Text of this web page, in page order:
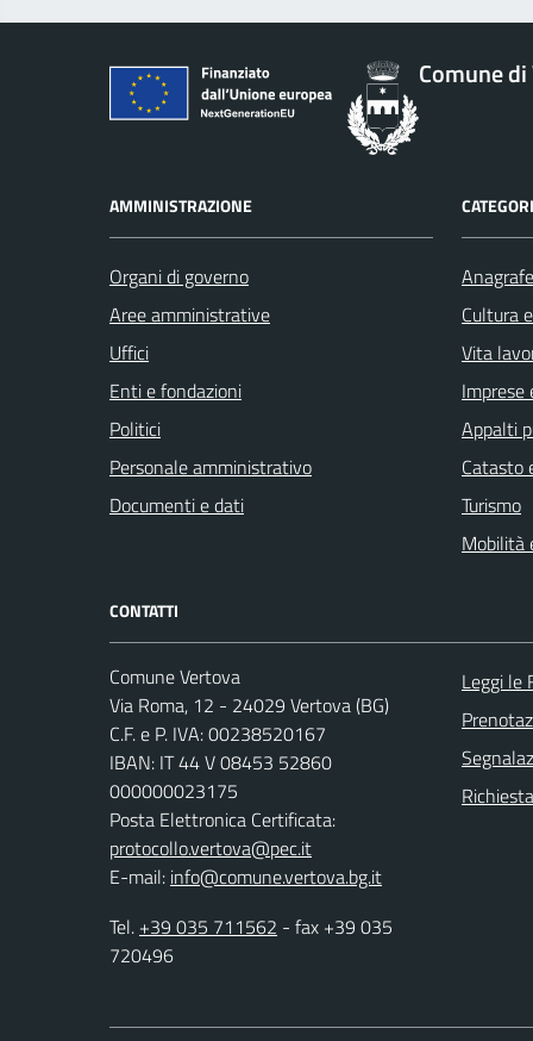
Comune
AMMINISTRAZIONE
Organi di governo
Aree amministrative
Uffici
Enti e fondazioni
Politici
Personale amministrativo
Documenti e dati
Cultura
Vita
Imprese
Appalti
Catasto
Turismo
Mobilità
CONTATTI
Comune Vertova
Via Roma, 12 - 24029 Vertova (BG)
C.F. e P. IVA: 00238520167
IBAN: IT 44 V 08453 52860
000000023175
Posta Elettronica Certificata:
protocollo.vertova@pec.it
E-mail: info@comune.vertova.bg.it
Tel. +39 035 711562 - fax +39 035
720496
Leggi le